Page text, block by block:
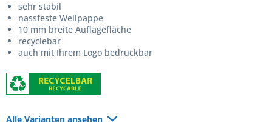
sehr stabil
nassfeste Wellpappe
10 mm breite Auflagefläche
recyclebar
auch mit Ihrem Logo bedruckbar
Alle Varianten ansehen